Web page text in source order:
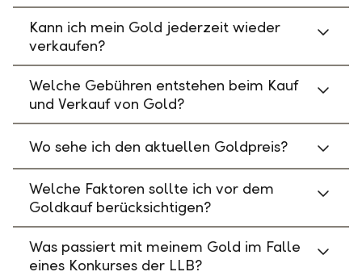
Kann ich mein Gold jederzeit wieder
verkaufen?
Welche Gebühren entstehen beim Kauf
und Verkauf von Gold?
Wo sehe ich den aktuellen Goldpreis?
Welche Faktoren sollte ich vor dem
Goldkauf berücksichtigen?
Was passiert mit meinem Gold im Falle
eines Konkurses der LLB?